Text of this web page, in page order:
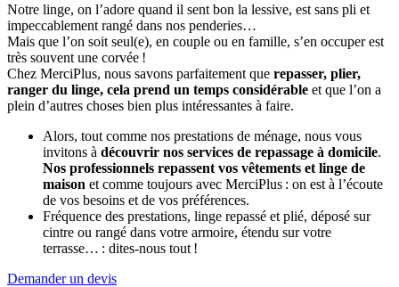
Notre linge, on l’adore quand il sent bon la lessive, est sans pli et
impeccablement rangé dans nos penderies…
Mais que l’on soit seul(e), en couple ou en famille, s’en occuper est
très souvent une corvée !
Chez MerciPlus, nous savons parfaitement que repasser, plier,
ranger du linge, cela prend un temps considérable et que l’on a
plein d’autres choses bien plus intéressantes à faire.
Alors, tout comme nos prestations de ménage, nous vous
invitons à découvrir nos services de repassage à domicile.
Nos professionnels repassent vos vêtements et linge de
maison et comme toujours avec MerciPlus : on est à l’écoute
de vos besoins et de vos préférences.
Fréquence des prestations, linge repassé et plié, déposé sur
cintre ou rangé dans votre armoire, étendu sur votre
terrasse… : dites-nous tout !
Demander un devis